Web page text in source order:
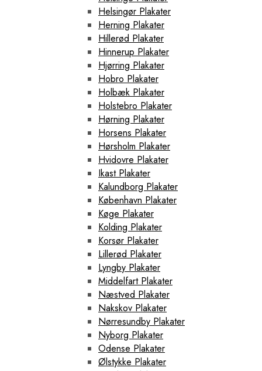
Helsingør Plakater
Herning Plakater
Hillerød Plakater
Hinnerup Plakater
Hjørring Plakater
Hobro Plakater
Holbæk Plakater
Holstebro Plakater
Hørning Plakater
Horsens Plakater
Hørsholm Plakater
Hvidovre Plakater
Ikast Plakater
Kalundborg Plakater
København Plakater
Køge Plakater
Kolding Plakater
Korsør Plakater
Lillerød Plakater
Lyngby Plakater
Middelfart Plakater
Næstved Plakater
Nakskov Plakater
Nørresundby Plakater
Nyborg Plakater
Odense Plakater
Ølstykke Plakater